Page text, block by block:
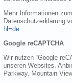
Mehr Informationen
Datenschutzerklärung
hl=de
Google reCAPTCHA
Wir nutzen “Google
unseren Websites.
Parkway, Mountain